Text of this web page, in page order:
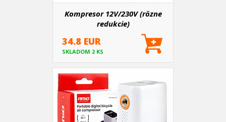
Kompresor 12V/230V (rôzne
redukcie)
34.8 EUR
SKLADOM 2 KS